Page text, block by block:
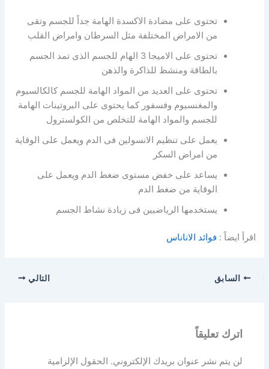
تحتوى على مضادة الاكسدة الهامة جداً للجسم وتقى
من الامراض المختلفة مثل السرطان وامراض القلب
تحتوى على الاميجا 3 الهام للجسم الذى تمد الجسم
بالطاقة ومنشظ للذاكرة والذهن
تحتوى على العديد من المواد الهامة للجسم كالكالسيوم
والمغنسيوم وفسفور كما يحتوى على البروتينات الهامة
للجسم والمواد الهامة للتخلص من الكولسترول
يعمل على تنظيم الانسولين فى الدم ويعمل على الوقاية
من امراض السكر
يساعد على خفض مستوى ضغط الدم ويعمل على
الوقاية من ضغط الدم
يستخدمها الرياضيين فى زيادة نشاط الجسم
اقرأ ايضاً : فوائد الاناناس
السابق التالي
اترك تعليقاً
لن يتم نشر عنوان بريدك الإلكتروني. الحقول الإلزامية